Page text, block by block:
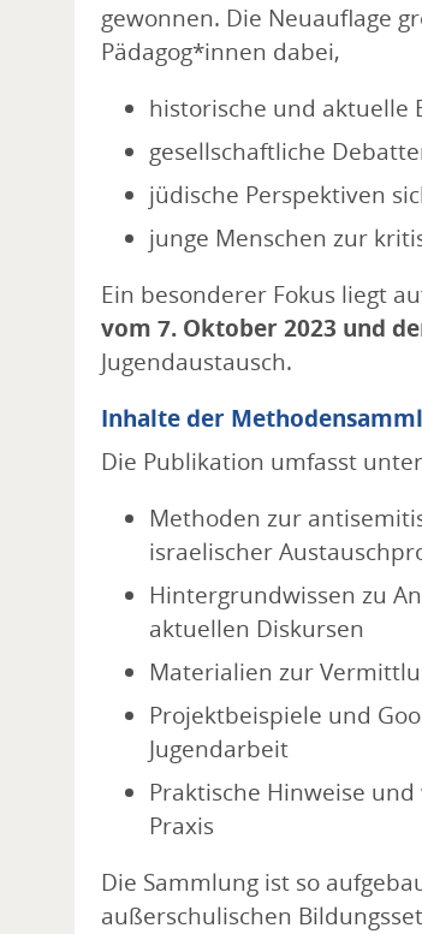
gewonnen. Die Neuauflage
Pädagog*innen dabei,
historische und aktuelle
gesellschaftliche
jüdische Perspektiven
junge Menschen zur
Ein besonderer Fokus liegt
vom 7. Oktober 2023 und
Jugendaustausch.
Inhalte der
Die Publikation umfasst
Methoden zur
israelischer
Hintergrundwissen zu
aktuellen Diskursen
Materialien zur
Projektbeispiele und
Jugendarbeit
Praktische Hinweise
Praxis
Die Sammlung ist so
außerschulischen